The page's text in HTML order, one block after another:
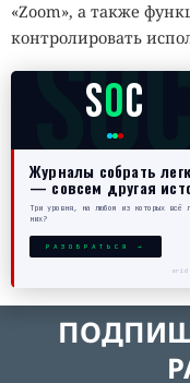
«Zoom», а также
контролировать
SOC
Журналы собрать
— совсем другая
Три уровня, на любом из которых всё
них?
РАЗОБРАТЬСЯ →